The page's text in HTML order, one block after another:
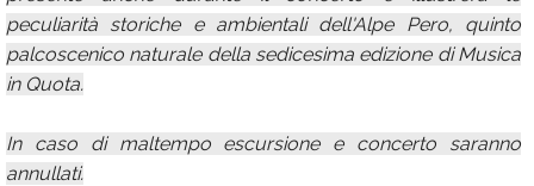
peculiarità storiche e ambientali dell'Alpe Pero, quinto
palcoscenico naturale della sedicesima edizione di Musica
in Quota.
In caso di maltempo escursione e concerto saranno
annullati.